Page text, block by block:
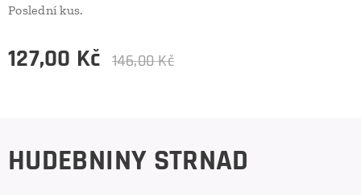
Poslední kus.
127,00 Kč 146,00Kč
HUDEBNINY STRNAD